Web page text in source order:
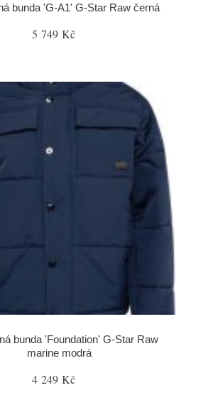
bunda 'G-A1' G-Star Raw černá
5 749 Kč
bunda 'Foundation' G-Star Raw
marine modrá
4 249 Kč